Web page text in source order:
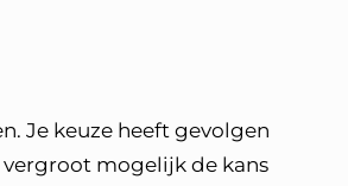
Je keuze heeft gevolgen
mogelijk de kans